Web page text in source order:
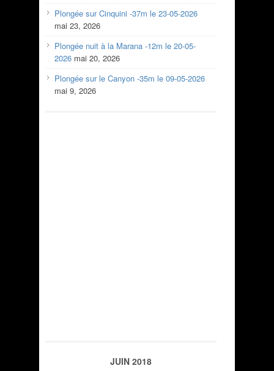
Plongée sur Cinquini -37m le 23-05-2026
mai 23, 2026
Plongée nuit à la Marana -12m le 20-05-
2026 mai 20, 2026
Plongée sur le Canyon -35m le 09-05-2026
mai 9, 2026
JUIN 2018